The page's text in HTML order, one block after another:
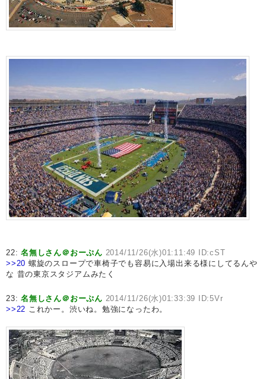
22:名無しさん＠おーぷん 2014/11/26(水)01:11:49 ID:cST
>>20 螺旋のスロープで車椅子でも容易に入場出来る様にしてるんや
な 昔の東京スタジアムみたく
23:名無しさん＠おーぷん 2014/11/26(水)01:33:39 ID:5Vr
>>22 これかー。渋いね。勉強になったわ。